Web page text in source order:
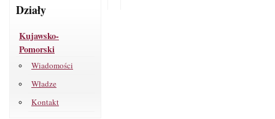
Działy
Kujawsko-
Pomorski
Wiadomości
Władze
Kontakt